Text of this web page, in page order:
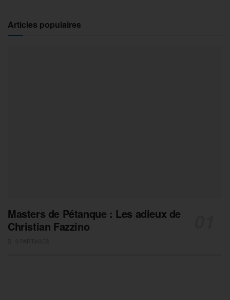
Articles populaires
Masters de Pétanque : Les adieux de
Christian Fazzino